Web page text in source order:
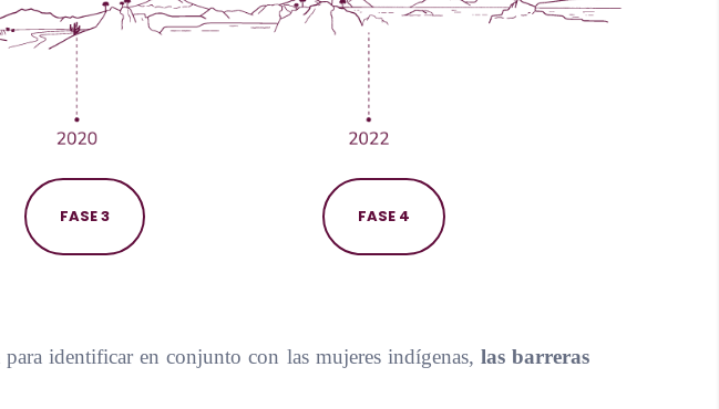
FASE 3 FASE 4
identificar en conjunto con las mujeres indígenas, las barreras